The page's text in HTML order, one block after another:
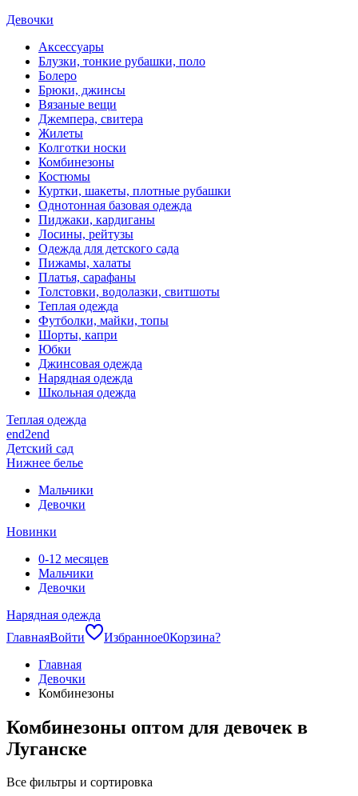
Девочки
Аксессуары
Блузки, тонкие рубашки, поло
Болеро
Брюки, джинсы
Вязаные вещи
Джемпера, свитера
Жилеты
Колготки носки
Комбинезоны
Костюмы
Куртки, шакеты, плотные рубашки
Однотонная базовая одежда
Пиджаки, кардиганы
Лосины, рейтузы
Одежда для детского сада
Пижамы, халаты
Платья, сарафаны
Толстовки, водолазки, свитшоты
Теплая одежда
Футболки, майки, топы
Шорты, капри
Юбки
Джинсовая одежда
Нарядная одежда
Школьная одежда
Теплая одежда
end2end
Детский сад
Нижнее белье
Мальчики
Девочки
Новинки
0-12 месяцев
Мальчики
Девочки
Нарядная одежда
ГлавнаяВойти Избранное0Корзина?
Главная
Девочки
Комбинезоны
Комбинезоны оптом для девочек в
Луганске
Все фильтры и сортировка